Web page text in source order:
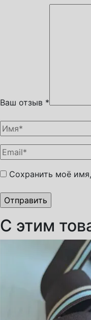
Ваш отзыв *
Сохранить моё
С этим